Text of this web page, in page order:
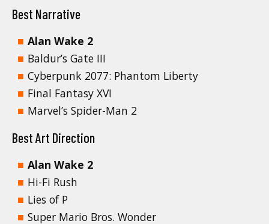
Best Narrative
Alan Wake 2
Baldur’s Gate III
Cyberpunk 2077: Phantom Liberty
Final Fantasy XVI
Marvel’s Spider-Man 2
Best Art Direction
Alan Wake 2
Hi-Fi Rush
Lies of P
Super Mario Bros. Wonder